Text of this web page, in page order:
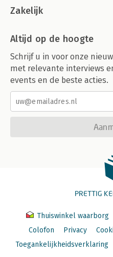
Zakelijk
Altijd op de hoogte
Schrijf u in voor onze
met relevante interviews
events en de beste acties.
PRETTIG
Thuiswinkel waarborg
Colofon
Privacy
Toegankelijkheidsverklaring